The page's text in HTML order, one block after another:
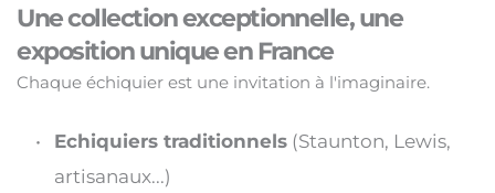
Une collection exceptionnelle, une
exposition unique en France
Chaque échiquier est une invitation à l'imaginaire.
Echiquiers traditionnels (Staunton, Lewis,
artisanaux...)